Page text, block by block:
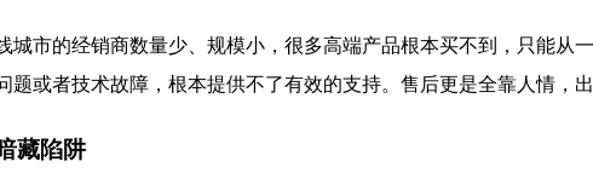
城市的经销商数量少、规模小，很多高端产品根本买不到，只能
或者技术故障，根本提供不了有效的支持。售后更是全靠人情，
藏陷阱